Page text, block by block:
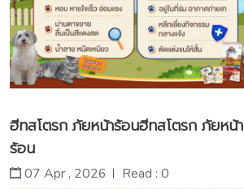
ฮีทสโตรก ภัยหน้าร้อนฮีทสโตรก ภัยหน้า
ร้อน
07 Apr , 2026 Read : 0